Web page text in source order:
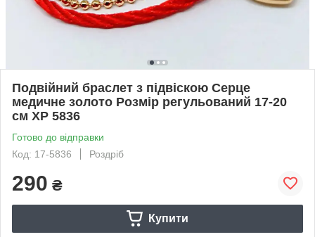
Подвійний браслет з підвіскою Серце
медичне золото Розмір регульований 17-20
см ХР 5836
Готово до відправки
Код: 17-5836
Роздріб
290 ₴
Купити